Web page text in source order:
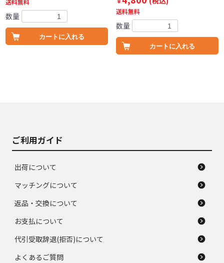
数量
カートに入れる
送料無料
数量
カートに入れる
ご利用ガイド
出荷について
マッチングについて
返品・交換について
お支払について
代引受取辞退(拒否)について
よくあるご質問